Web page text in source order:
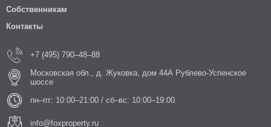
Собственникам
Контакты
+7 (495) 790–48–88
Московская обл., д. Жуковка, дом 44А Рублево-Успенское
шоссе
пн–пт: 10:00–21:00 / сб–вс: 10:00–19:00.
info@foxproperty.ru